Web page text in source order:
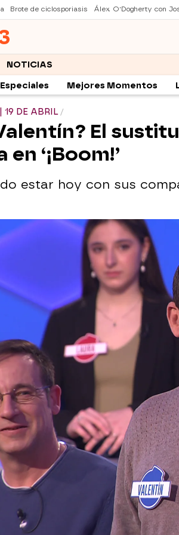
Brote de ciclosporiasis Álex O'Dogherty con
NOTICIAS
Especiales Mejores Momentos
19 DE ABRIL
El
‘¡Boom!’
estar hoy con sus
2022, 19:54
podido ayudar a los
a que se encuentra en
en COVID-19. El
permanecer aislado por